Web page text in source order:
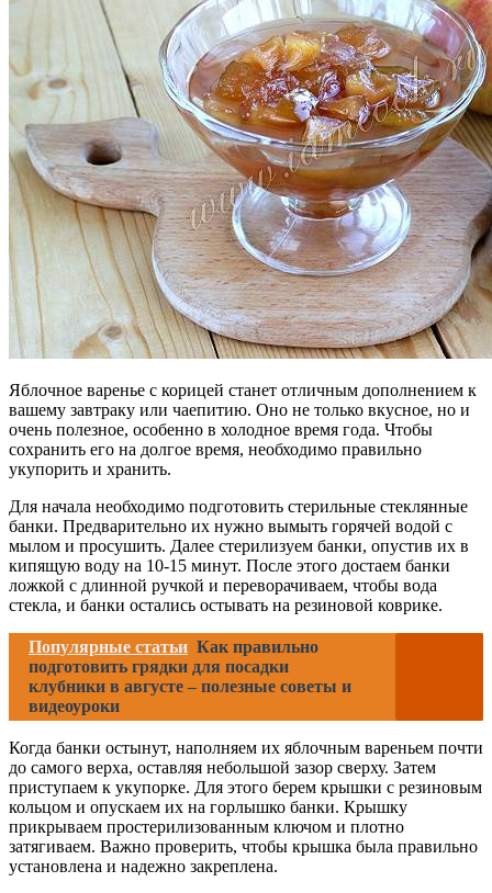
Яблочное варенье с корицей станет отличным дополнением к
вашему завтраку или чаепитию. Оно не только вкусное, но и
очень полезное, особенно в холодное время года. Чтобы
сохранить его на долгое время, необходимо правильно
укупорить и хранить.
Для начала необходимо подготовить стерильные стеклянные
банки. Предварительно их нужно вымыть горячей водой с
мылом и просушить. Далее стерилизуем банки, опустив их в
кипящую воду на 10-15 минут. После этого достаем банки
ложкой с длинной ручкой и переворачиваем, чтобы вода
стекла, и банки остались остывать на резиновой коврике.
Популярные статьи Как правильно
подготовить грядки для посадки
клубники в августе – полезные советы и
видеоуроки
Когда банки остынут, наполняем их яблочным вареньем почти
до самого верха, оставляя небольшой зазор сверху. Затем
приступаем к укупорке. Для этого берем крышки с резиновым
кольцом и опускаем их на горлышко банки. Крышку
прикрываем простерилизованным ключом и плотно
затягиваем. Важно проверить, чтобы крышка была правильно
установлена и надежно закреплена.